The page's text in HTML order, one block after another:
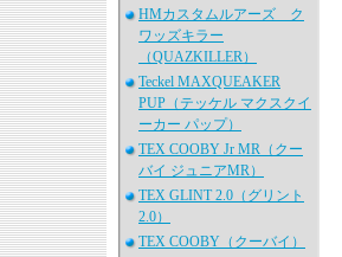
HMカスタムルアーズ ク
ワッズキラー
（QUAZKILLER）
Teckel MAXQUEAKER
PUP（テッケル マクスクイ
ーカー パップ）
TEX COOBY Jr MR（クー
バイ ジュニアMR）
TEX GLINT 2.0（グリント
2.0）
TEX COOBY（クーバイ）